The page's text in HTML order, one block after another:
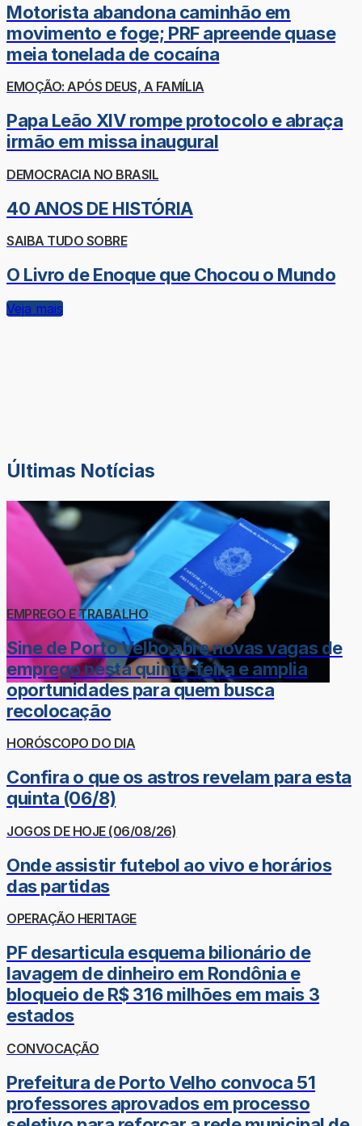
Motorista abandona caminhão em
movimento e foge; PRF apreende quase
meia tonelada de cocaína
EMOÇÃO: APÓS DEUS, A FAMÍLIA
Papa Leão XIV rompe protocolo e abraça
irmão em missa inaugural
DEMOCRACIA NO BRASIL
40 ANOS DE HISTÓRIA
SAIBA TUDO SOBRE
O Livro de Enoque que Chocou o Mundo
Veja mais
Últimas Notícias
EMPREGO E TRABALHO
Sine de Porto Velho abre novas vagas de
emprego nesta quinta-feira e amplia
oportunidades para quem busca
recolocação
HORÓSCOPO DO DIA
Confira o que os astros revelam para esta
quinta (06/8)
JOGOS DE HOJE (06/08/26)
Onde assistir futebol ao vivo e horários
das partidas
OPERAÇÃO HERITAGE
PF desarticula esquema bilionário de
lavagem de dinheiro em Rondônia e
bloqueio de R$ 316 milhões em mais 3
estados
CONVOCAÇÃO
Prefeitura de Porto Velho convoca 51
professores aprovados em processo